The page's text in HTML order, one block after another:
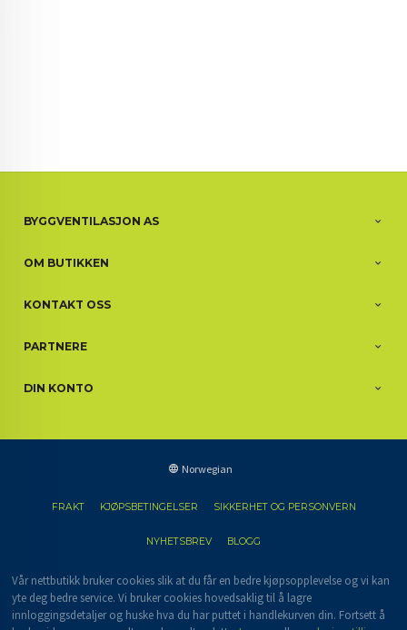
BYGGVENTILASJON AS
OM BUTIKKEN
KONTAKT OSS
PARTNERE
DIN KONTO
Norwegian
FRAKT KJØPSBETINGELSER SIKKERHET OG PERSONVERN
NYHETSBREV BLOGG
Vår nettbutikk bruker cookies slik at du får en bedre kjøpsopplevelse og vi kan
yte deg bedre service. Vi bruker cookies hovedsaklig til å lagre
innloggingsdetaljer og huske hva du har puttet i handlekurven din. Fortsett å